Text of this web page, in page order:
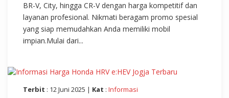
BR-V, City, hingga CR-V dengan harga kompetitif dan
layanan profesional. Nikmati beragam promo spesial
yang siap memudahkan Anda memiliki mobil
impian.Mulai dari...
Terbit : 12 Juni 2025 | Kat : Informasi